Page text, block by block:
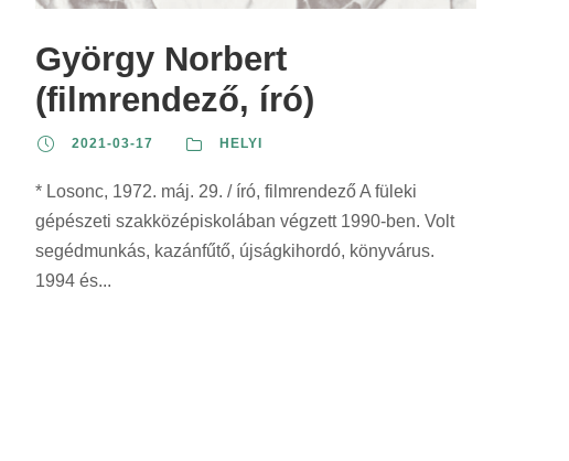
n
n
t
:
r
i
z
e
r
t
:
György Norbert
(filmrendező, író)
2021-03-17 HELYI
* Losonc, 1972. máj. 29. / író, filmrendező A füleki
gépészeti szakközépiskolában végzett 1990-ben. Volt
segédmunkás, kazánfűtő, újságkihordó, könyvárus.
1994 és...